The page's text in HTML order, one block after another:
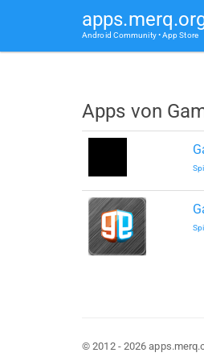
Android Community • App Store
Apps von
© 2012 - 2026